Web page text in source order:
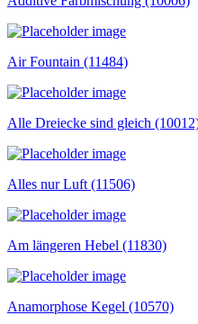
Air Fountain (11484)
Alle Dreiecke sind gleich
Alles nur Luft (11506)
Am längeren Hebel (11830)
Anamorphose Kegel (10570)